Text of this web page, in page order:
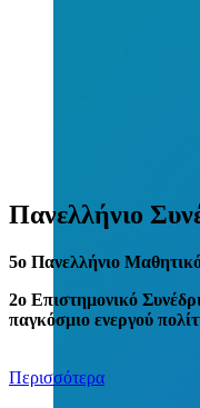
Πανελλήνιο
5o Πανελλήνιο
2ο Επιστημονικό
παγκόσμιο ενεργού
Περισσότερα